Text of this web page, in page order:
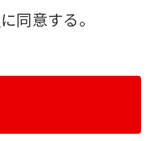
に同意する。